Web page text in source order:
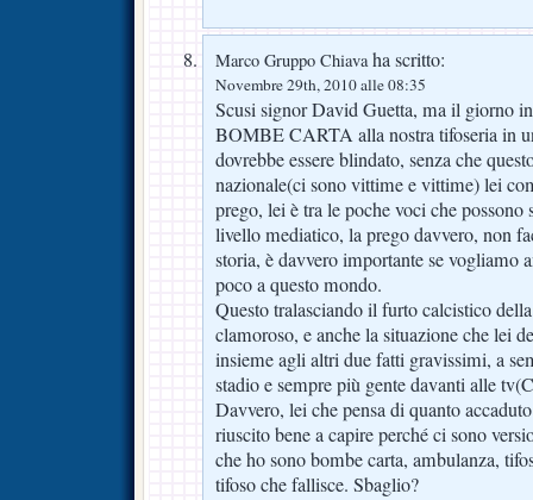
Marco Gruppo Chiavaha scritto:
Novembre 29th, 2010 alle 08:35
Scusi signor David Guetta, ma il giorno
BOMBE CARTA alla nostra tifoseria in
dovrebbe essere blindato, senza che
nazionale(ci sono vittime e vittime) lei
prego, lei è tra le poche voci che possono
livello mediatico, la prego davvero, non
storia, è davvero importante se vogliamo
poco a questo mondo.
Questo tralasciando il furto calcistico
clamoroso, e anche la situazione che lei
insieme agli altri due fatti gravissimi, a
stadio e sempre più gente davanti alle
Davvero, lei che pensa di quanto
riuscito bene a capire perché ci sono
che ho sono bombe carta, ambulanza,
tifoso che fallisce. Sbaglio?